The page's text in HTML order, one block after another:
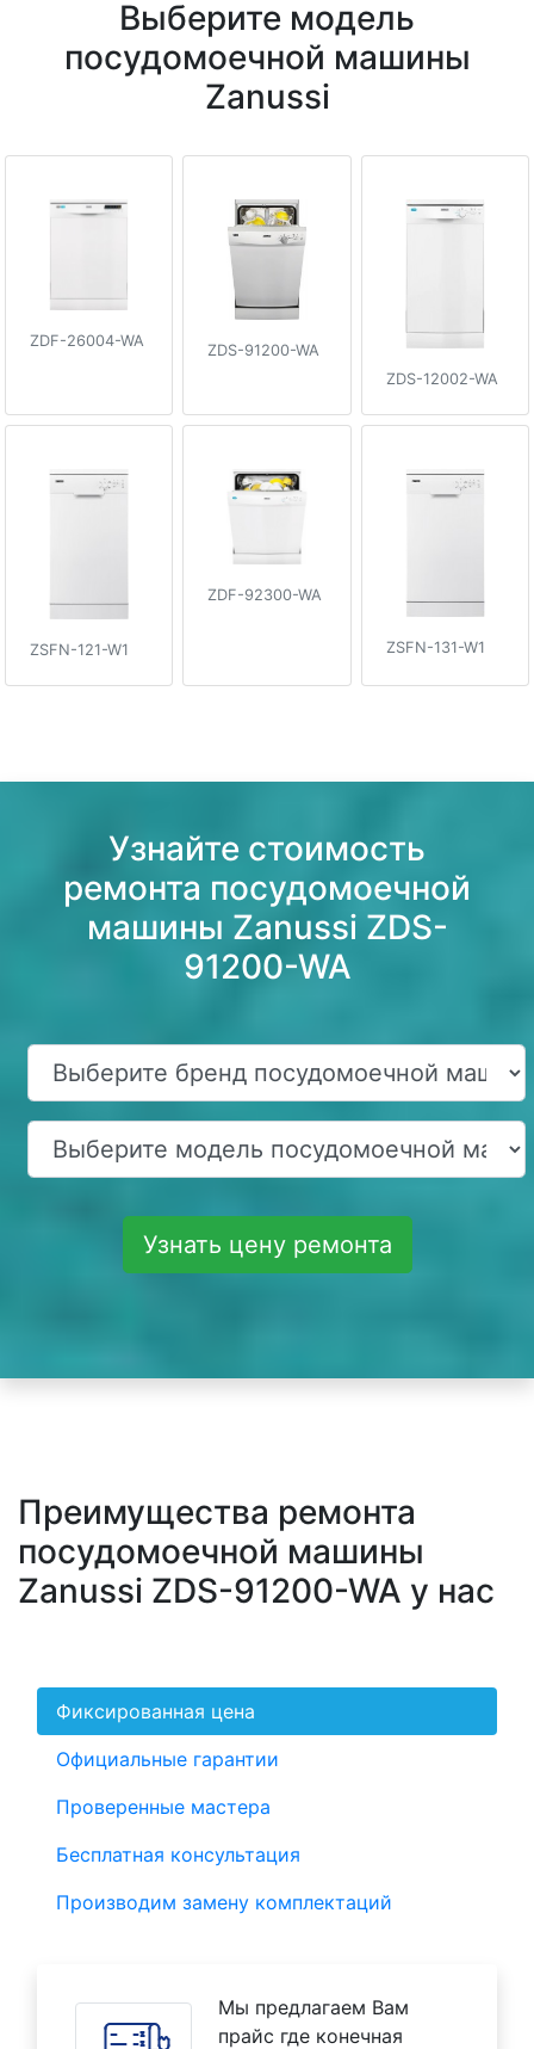
Выберите модель
посудомоечной машины
Zanussi
ZDF-26004-WA
ZDS-91200-WA
ZDS-12002-WA
ZSFN-121-W1
ZDF-92300-WA
ZSFN-131-W1
Узнайте стоимость
ремонта посудомоечной
машины Zanussi ZDS-
91200-WA
Узнать цену ремонта
Преимущества ремонта
посудомоечной машины
Zanussi ZDS-91200-WA у нас
Фиксированная цена
Официальные гарантии
Проверенные мастера
Бесплатная консультация
Производим замену комплектаций
Мы предлагаем Вам
прайс где конечная